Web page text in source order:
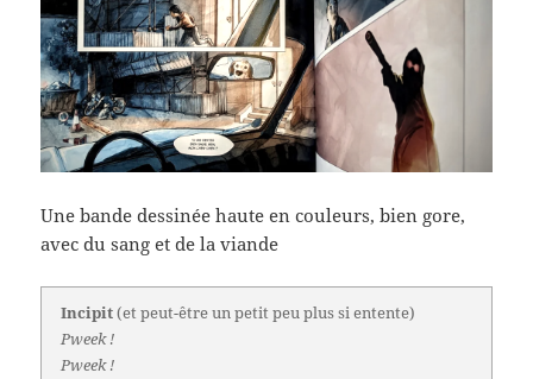
Une bande dessinée haute en couleurs, bien gore,
avec du sang et de la viande
Incipit(et peut-être un petit peu plus si entente)
Pweek !
Pweek !